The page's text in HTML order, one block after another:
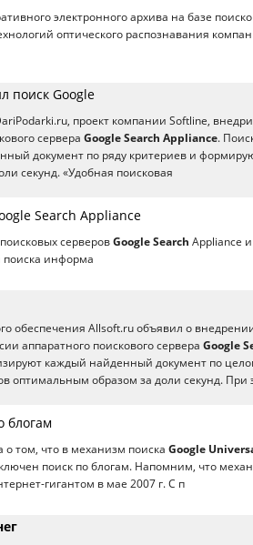
электронного архива на базе
оптического распознавания
поиск Google
проект компании Softline,
сервера Google Search Appliance.
документ по ряду критериев и
секунд. «Удобная поисковая
Search Appliance
серверов Google Search Appliance
поиска информа
обеспечения Allsoft.ru объявил о
аппаратного поискового сервера Google
каждый найденный документ по
оптимальным образом за доли секунд. При
блогам
о том, что в механизм поиска Google
поиск по блогам. Напомним, что
гигантом в мае 2007 г. С п